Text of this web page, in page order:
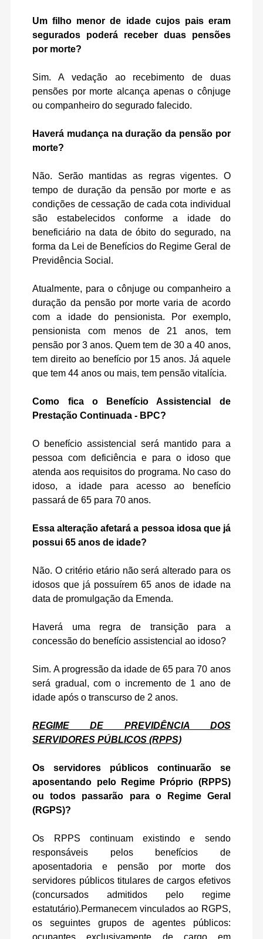
Um filho menor de idade cujos pais eram
segurados poderá receber duas pensões
por morte?
Sim. A vedação ao recebimento de duas
pensões por morte alcança apenas o cônjuge
ou companheiro do segurado falecido.
Haverá mudança na duração da pensão por
morte?
Não. Serão mantidas as regras vigentes. O
tempo de duração da pensão por morte e as
condições de cessação de cada cota individual
são estabelecidos conforme a idade do
beneficiário na data de óbito do segurado, na
forma da Lei de Benefícios do Regime Geral de
Previdência Social.
Atualmente, para o cônjuge ou companheiro a
duração da pensão por morte varia de acordo
com a idade do pensionista. Por exemplo,
pensionista com menos de 21 anos, tem
pensão por 3 anos. Quem tem de 30 a 40 anos,
tem direito ao benefício por 15 anos. Já aquele
que tem 44 anos ou mais, tem pensão vitalícia.
Como fica o Benefício Assistencial de
Prestação Continuada - BPC?
O benefício assistencial será mantido para a
pessoa com deficiência e para o idoso que
atenda aos requisitos do programa. No caso do
idoso, a idade para acesso ao benefício
passará de 65 para 70 anos.
Essa alteração afetará a pessoa idosa que já
possui 65 anos de idade?
Não. O critério etário não será alterado para os
idosos que já possuírem 65 anos de idade na
data de promulgação da Emenda.
Haverá uma regra de transição para a
concessão do benefício assistencial ao idoso?
Sim. A progressão da idade de 65 para 70 anos
será gradual, com o incremento de 1 ano de
idade após o transcurso de 2 anos.
REGIME DE PREVIDÊNCIA DOS
SERVIDORES PÚBLICOS (RPPS)
Os servidores públicos continuarão se
aposentando pelo Regime Próprio (RPPS)
ou todos passarão para o Regime Geral
(RGPS)?
Os RPPS continuam existindo e sendo
responsáveis pelos benefícios de
aposentadoria e pensão por morte dos
servidores públicos titulares de cargos efetivos
(concursados admitidos pelo regime
estatutário).Permanecem vinculados ao RGPS,
os seguintes grupos de agentes públicos:
ocupantes exclusivamente de cargo em